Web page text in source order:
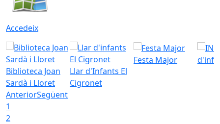
Accedeix
Biblioteca Joan
Sardà i Lloret
Llar d'Infants El
Cigronet
Festa Major
AnteriorSegüent
1
2